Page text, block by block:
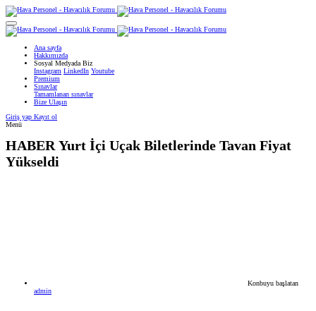
Ana sayfa
Hakkımızda
Sosyal Medyada Biz
Instagram LinkedIn Youtube
Premium
Sınavlar
Tamamlanan sınavlar
Bize Ulaşın
Giriş yap Kayıt ol
Menü
HABER Yurt İçi Uçak Biletlerinde Tavan Fiyat
Yükseldi
Konbuyu başlatan
admin